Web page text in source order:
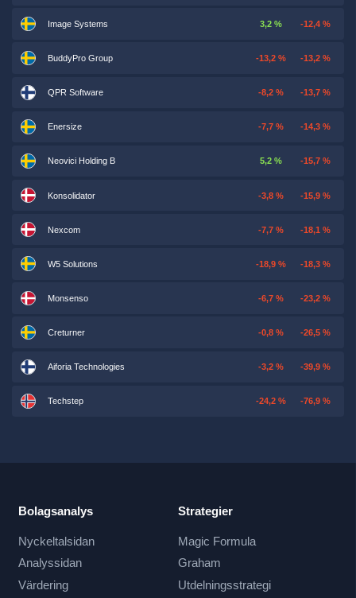
Image Systems 3,2 % -12,4 %
BuddyPro Group -13,2 % -13,2 %
QPR Software -8,2 % -13,7 %
Enersize -7,7 % -14,3 %
Neovici Holding B 5,2 % -15,7 %
Konsolidator -3,8 % -15,9 %
Nexcom -7,7 % -18,1 %
W5 Solutions -18,9 % -18,3 %
Monsenso -6,7 % -23,2 %
Creturner -0,8 % -26,5 %
Aiforia Technologies -3,2 % -39,9 %
Techstep -24,2 % -76,9 %
Bolagsanalys
Nyckeltalsidan
Analyssidan
Värdering
Strategier
Magic Formula
Graham
Utdelningsstrategi